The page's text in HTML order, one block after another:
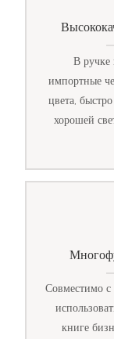
В ручке
импортные
цвета,
хорошей
Совместимо
книге